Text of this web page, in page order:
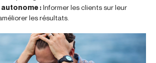
:Informer les clients sur leur
les résultats.